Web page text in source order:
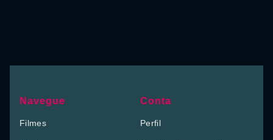
Navegue
Filmes
Conta
Perfil